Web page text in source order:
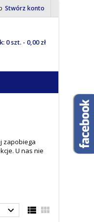
Stwórz konto
0szt. - 0,00 zł
zapobiega
U nas nie
  